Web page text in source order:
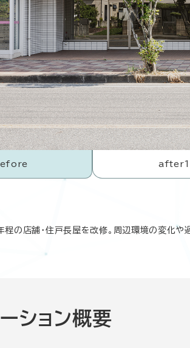
after1
店舗・住戸長屋を改修。周辺環境の変化や過
ション概要